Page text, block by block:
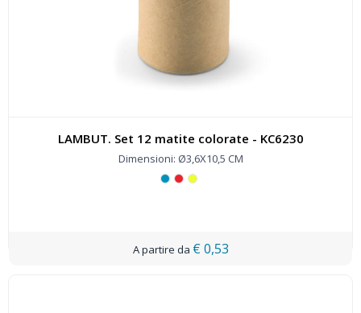
LAMBUT. Set 12 matite colorate - KC6230
Dimensioni: Ø3,6X10,5 CM
€ 0,53